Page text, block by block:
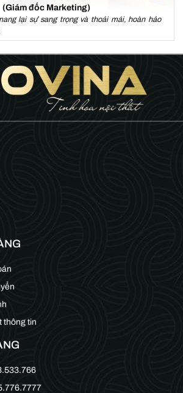
(Giám đốc Marketing)
lại sự sang trọng và thoải mái, hoàn hảo
thông tin